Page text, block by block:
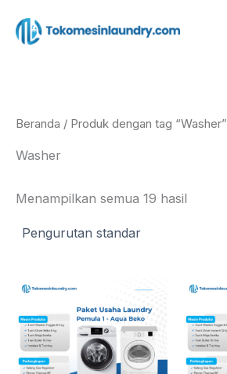
Beranda / Produk dengan tag “Washer”
Washer
Menampilkan semua 19 hasil